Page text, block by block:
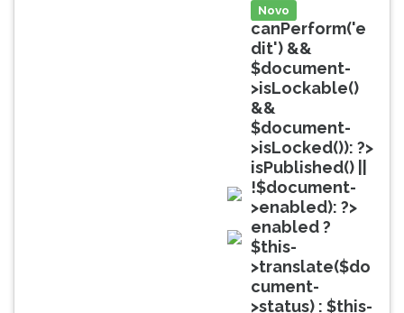
doc
doc
Novo
canPerform('e
dit') &&
$document-
>isLockable()
&&
$document-
>isLocked()): ?>
isPublished() ||
!$document-
>enabled): ?>
enabled ?
$this-
>translate($do
cument-
>status) : $this-